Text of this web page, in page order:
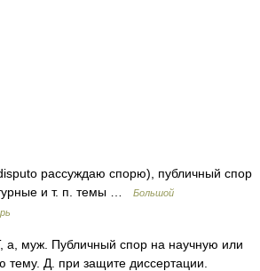
рассуждаю спорю), публичный спор
и т. п. темы …
Большой
муж. Публичный спор на научную или
тему. Д. при защите диссертации.